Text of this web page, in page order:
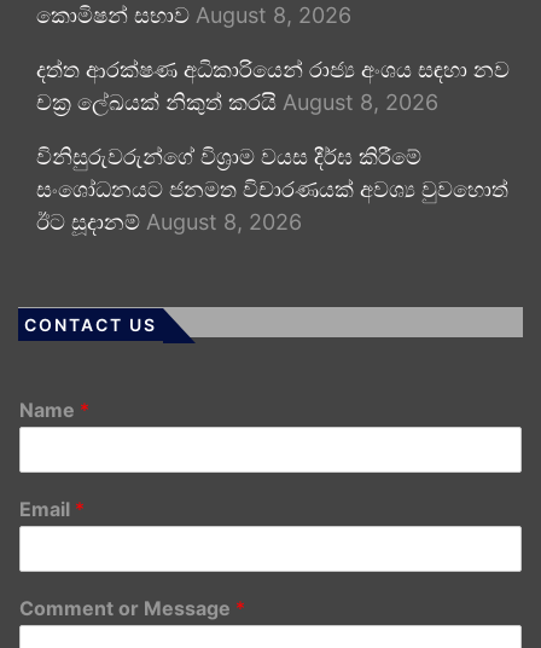
කොමිෂන් සභාව August 8, 2026
දත්ත ආරක්ෂණ අධිකාරියෙන් රාජ්‍ය අංශය සඳහා නව
චක්‍ර ලේඛයක් නිකුත් කරයි August 8, 2026
විනිසුරුවරුන්ගේ විශ්‍රාම වයස දීර්ඝ කිරීමේ
සංශෝධනයට ජනමත විචාරණයක් අවශ්‍ය වුවහොත්
ඊට සූදානම් August 8, 2026
CONTACT US
Name *
Email *
Comment or Message *